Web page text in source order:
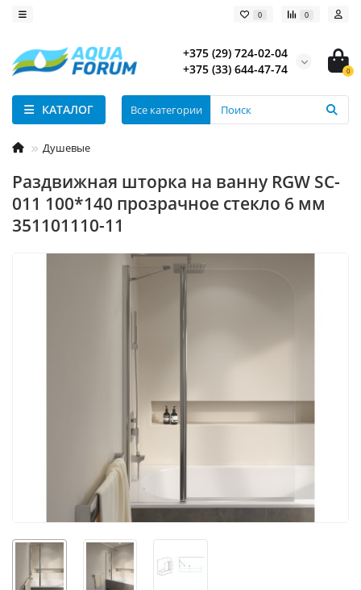
0 0
+375 (29) 724-02-04
+375 (33) 644-47-74
0
КАТАЛОГ Все категории
Душевые
Раздвижная шторка на ванну RGW SC-
011 100*140 прозрачное стекло 6 мм
351101110-11